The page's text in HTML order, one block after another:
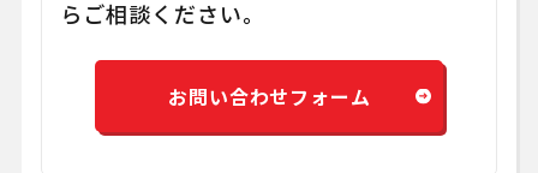
らご相談ください。
お問い合わせフォーム